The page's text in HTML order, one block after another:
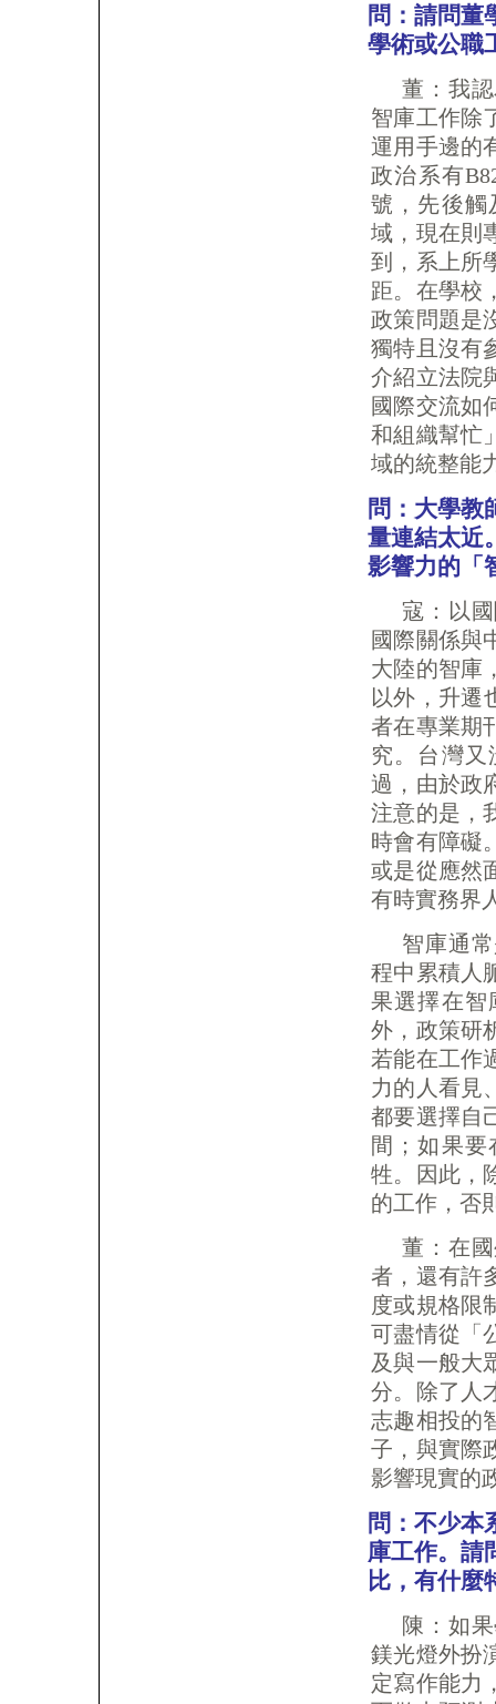
問：請問董
學術或公職
董：我
智庫工作除
運用手邊的
政治系有
號，先後觸
域，現在則
到，系上所
距。在學校
政策問題是
獨特且沒有
介紹立法院
國際交流如
和組織幫忙
域的統整能
問：大學教
量連結太近
影響力的「
寇：以
國際關係與
大陸的智庫
以外，升遷
者在專業期
究。台灣又
過，由於政
注意的是，
時會有障礙
或是從應然
有時實務界
智庫通
程中累積人
果選擇在智
外，政策研
若能在工作
力的人看見
都要選擇自
間；如果要
牲。因此，
的工作，否
董：在
者，還有許
度或規格限
可盡情從「
及與一般大
分。除了人
志趣相投的
子，與實際
影響現實的
問：不少本
庫工作。請
比，有什麼
陳：如
鎂光燈外扮
定寫作能力